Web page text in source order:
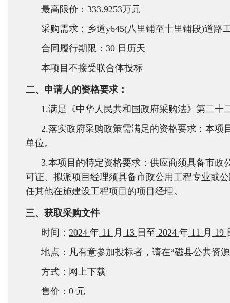
最高限价：333.9253万元
采购需求：乡道y645(八里铺至十里铺段)道路
合同履行期限：30 日历天
本项目不接受联合体投标
二、申请人的资格要求：
1.满足《中华人民共和国政府采购法》第二十
2.落实政府采购政策需满足的资格要求：本
单位。
3.本项目的特定资格要求：供应商须具备市
可证、拟派项目经理须具备市政公用工程专业或
任其他在施建设工程项目的项目经理。
三、获取采购文件
时间： 2024 年 11 月 13 日至 2024 年 11 月 19
地点：凡有意参加投标者，请在“磁县公共资
方式：网上下载
售价：0 元